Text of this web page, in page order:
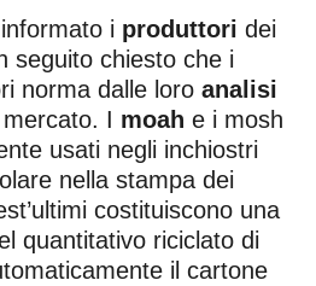
i produttori dei
seguito chiesto che i
norma dalle loro analisi
I moah e i mosh
usati negli inchiostri
nella stampa dei
costituiscono una
quantitativo riciclato di
il cartone